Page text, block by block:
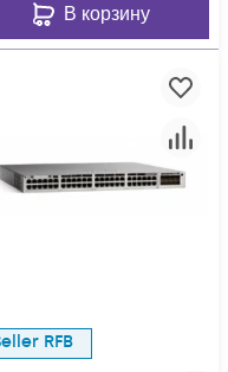
В корзину
Seller RFB